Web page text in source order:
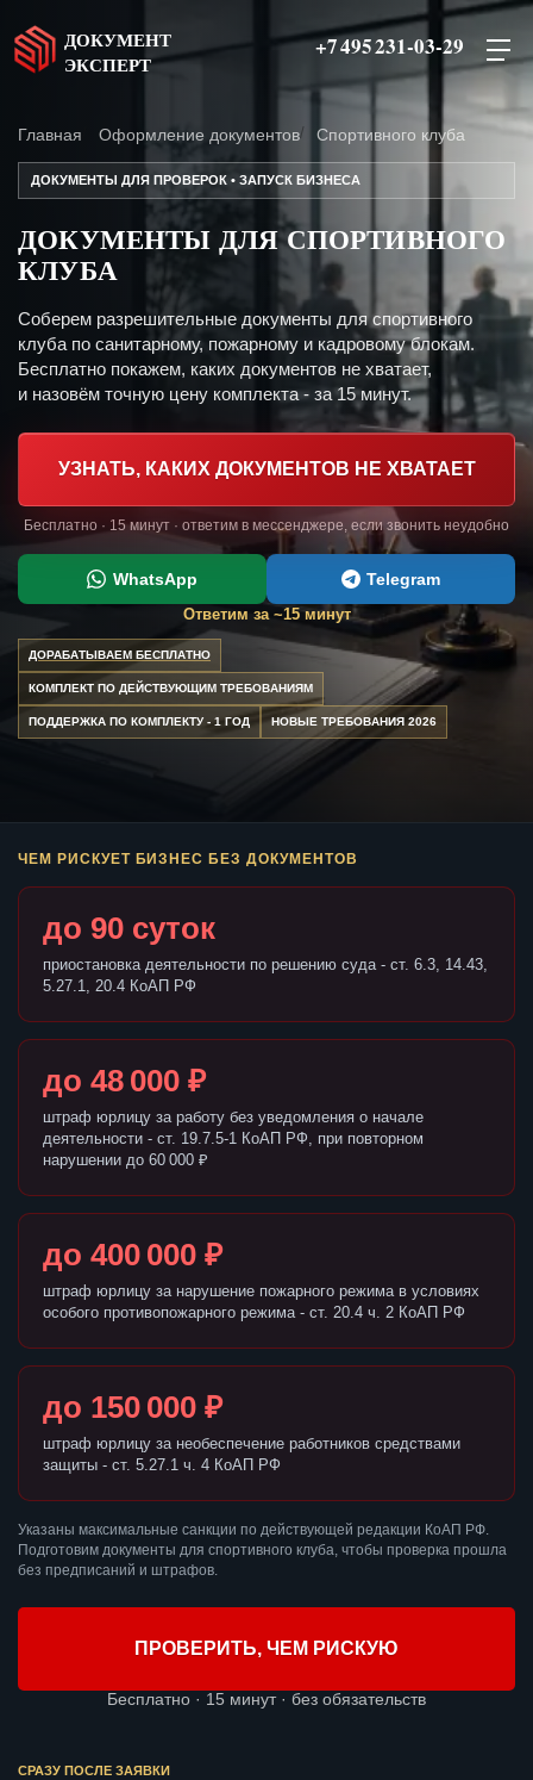
ДОКУМЕНТ
ЭКСПЕРТ
+7 495 231-03-29
Главная Оформление документов Спортивного клуба
ДОКУМЕНТЫ ДЛЯ ПРОВЕРОК • ЗАПУСК БИЗНЕСА
ДОКУМЕНТЫ ДЛЯ СПОРТИВНОГО
КЛУБА
Соберем разрешительные документы для спортивного
клуба по санитарному, пожарному и кадровому блокам.
Бесплатно покажем, каких документов не хватает,
и назовём точную цену комплекта - за 15 минут.
УЗНАТЬ, КАКИХ ДОКУМЕНТОВ НЕ ХВАТАЕТ
Бесплатно · 15 минут · ответим в мессенджере, если звонить неудобно
WhatsApp Telegram
Ответим за ~15 минут
ДОРАБАТЫВАЕМ БЕСПЛАТНО
КОМПЛЕКТ ПО ДЕЙСТВУЮЩИМ ТРЕБОВАНИЯМ
ПОДДЕРЖКА ПО КОМПЛЕКТУ - 1 ГОД НОВЫЕ ТРЕБОВАНИЯ 2026
ЧЕМ РИСКУЕТ БИЗНЕС БЕЗ ДОКУМЕНТОВ
до 90 суток
приостановка деятельности по решению суда - ст. 6.3, 14.43,
5.27.1, 20.4 КоАП РФ
до 48 000 ₽
штраф юрлицу за работу без уведомления о начале
деятельности - ст. 19.7.5-1 КоАП РФ, при повторном
нарушении до 60 000 ₽
до 400 000 ₽
штраф юрлицу за нарушение пожарного режима в условиях
особого противопожарного режима - ст. 20.4 ч. 2 КоАП РФ
до 150 000 ₽
штраф юрлицу за необеспечение работников средствами
защиты - ст. 5.27.1 ч. 4 КоАП РФ
Указаны максимальные санкции по действующей редакции КоАП РФ.
Подготовим документы для спортивного клуба, чтобы проверка прошла
без предписаний и штрафов.
ПРОВЕРИТЬ, ЧЕМ РИСКУЮ
Бесплатно · 15 минут · без обязательств
СРАЗУ ПОСЛЕ ЗАЯВКИ